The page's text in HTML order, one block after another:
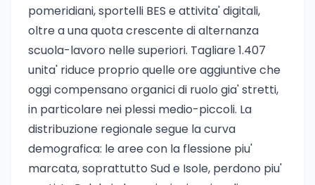
pomeridiani, sportelli BES e attivita' digitali,
oltre a una quota crescente di alternanza
scuola-lavoro nelle superiori. Tagliare 1.407
unita' riduce proprio quelle ore aggiuntive che
oggi compensano organici di ruolo gia' stretti,
in particolare nei plessi medio-piccoli. La
distribuzione regionale segue la curva
demografica: le aree con la flessione piu'
marcata, soprattutto Sud e Isole, perdono piu'